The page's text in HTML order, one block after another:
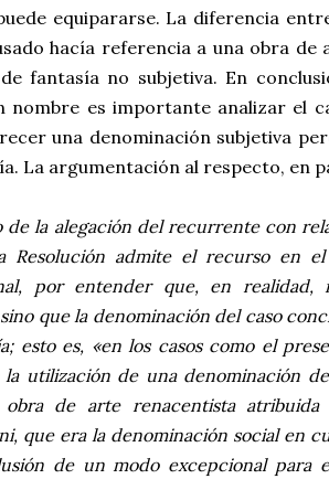
equipararse. La diferencia
hacía referencia a una obra de
fantasía no subjetiva. En
nombre es importante analizar el
una denominación subjetiva
La argumentación al respecto, en
de la alegación del recurrente con
Resolución admite el recurso en
por entender que, en
que la denominación del caso
esto es, «en los casos como el
la utilización de una denominación
obra de arte renacentista atribuida
que era la denominación social en
de un modo excepcional para